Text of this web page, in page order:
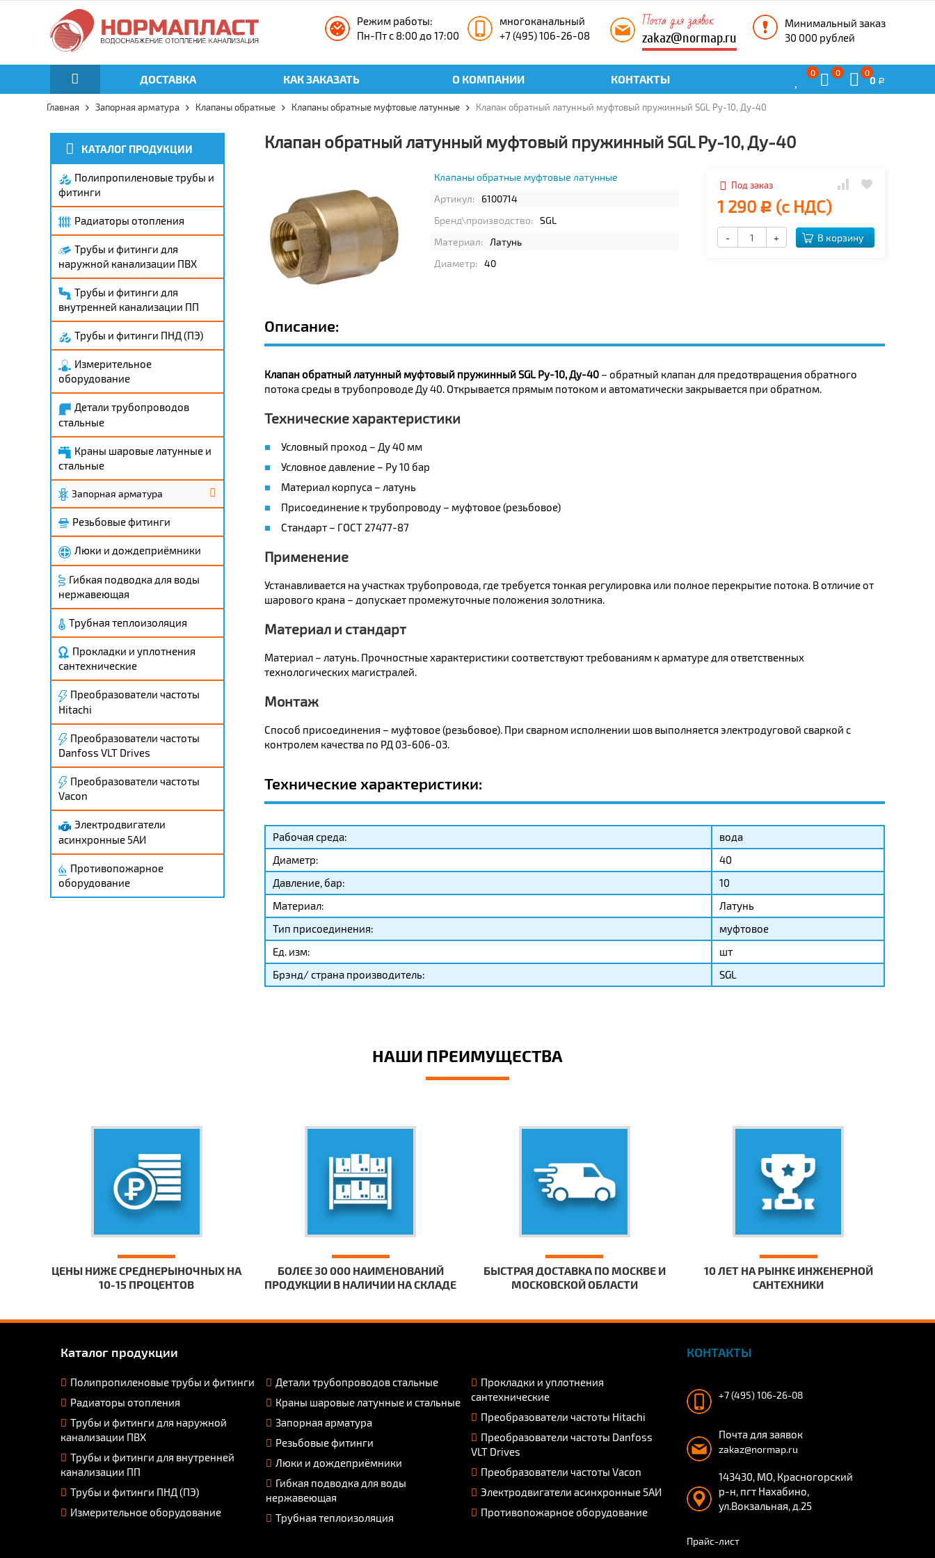
Режим работы:
Пн-Пт с 8:00 до 17:00
многоканальный
+7 (495) 106-26-08
Почта для заявок
zakaz@normap.ru
Минимальный заказ
30 000 рублей
ДОСТАВКА КАК ЗАКАЗАТЬ О КОМПАНИИ КОНТАКТЫ
0 0 0
0 Р
Главная Запорная арматура Клапаны обратные Клапаны обратные муфтовые латунные Клапан обратный латунный муфтовый пружинный SGL Ру-10, Ду-40
Клапан обратный латунный муфтовый пружинный SGL Ру-10, Ду-40
Клапаны обратные муфтовые латунные
Артикул:
6100714
Бренд\производство:
SGL
Материал:
Латунь
Диаметр:
40
Под заказ
1 290 Р (с НДС)
- + В корзину
Описание:
Клапан обратный латунный муфтовый пружинный SGL Ру-10, Ду-40– обратный клапан для предотвращения обратного
потока среды в трубопроводе Ду 40. Открывается прямым потоком и автоматически закрывается при обратном.
Технические характеристики
Условный проход – Ду 40 мм
Условное давление – Ру 10 бар
Материал корпуса – латунь
Присоединение к трубопроводу – муфтовое (резьбовое)
Стандарт – ГОСТ 27477-87
Применение
Устанавливается на участках трубопровода, где требуется тонкая регулировка или полное перекрытие потока. В отличие от
шарового крана – допускает промежуточные положения золотника.
Материал и стандарт
Материал – латунь. Прочностные характеристики соответствуют требованиям к арматуре для ответственных
технологических магистралей.
Монтаж
Способ присоединения – муфтовое (резьбовое). При сварном исполнении шов выполняется электродуговой сваркой с
контролем качества по РД 03-606-03.
Технические характеристики:
Рабочая среда:
вода
Диаметр:
40
Давление, бар:
10
Материал:
Латунь
Тип присоединения:
муфтовое
Ед. изм:
шт
Брэнд/ страна производитель:
SGL
КАТАЛОГ ПРОДУКЦИИ
Полипропиленовые трубы и
фитинги
Радиаторы отопления
Трубы и фитинги для
наружной канализации ПВХ
Трубы и фитинги для
внутренней канализации ПП
Трубы и фитинги ПНД (ПЭ)
Измерительное
оборудование
Детали трубопроводов
стальные
Краны шаровые латунные и
стальные
Запорная арматура
Резьбовые фитинги
Люки и дождеприёмники
Гибкая подводка для воды
нержавеющая
Трубная теплоизоляция
Прокладки и уплотнения
сантехнические
Преобразователи частоты
Hitachi
Преобразователи частоты
Danfoss VLT Drives
Преобразователи частоты
Vacon
Электродвигатели
асинхронные 5АИ
Противопожарное
оборудование
НАШИ ПРЕИМУЩЕСТВА
ЦЕНЫ НИЖЕ СРЕДНЕРЫНОЧНЫХ НА
10-15 ПРОЦЕНТОВ
БОЛЕЕ 30 000 НАИМЕНОВАНИЙ
ПРОДУКЦИИ В НАЛИЧИИ НА СКЛАДЕ
БЫСТРАЯ ДОСТАВКА ПО МОСКВЕ И
МОСКОВСКОЙ ОБЛАСТИ
10 ЛЕТ НА РЫНКЕ ИНЖЕНЕРНОЙ
САНТЕХНИКИ
Каталог продукции
Полипропиленовые трубы и фитинги
Радиаторы отопления
Трубы и фитинги для наружной
канализации ПВХ
Трубы и фитинги для внутренней
канализации ПП
Трубы и фитинги ПНД (ПЭ)
Измерительное оборудование
Детали трубопроводов стальные
Краны шаровые латунные и стальные
Запорная арматура
Резьбовые фитинги
Люки и дождеприёмники
Гибкая подводка для воды
нержавеющая
Трубная теплоизоляция
Прокладки и уплотнения
сантехнические
Преобразователи частоты Hitachi
Преобразователи частоты Danfoss
VLT Drives
Преобразователи частоты Vacon
Электродвигатели асинхронные 5АИ
Противопожарное оборудование
КОНТАКТЫ
+7 (495) 106-26-08
Почта для заявок
zakaz@normap.ru
143430, МО, Красногорский
р-н, пгт Нахабино,
ул.Вокзальная, д.25
Прайс-лист